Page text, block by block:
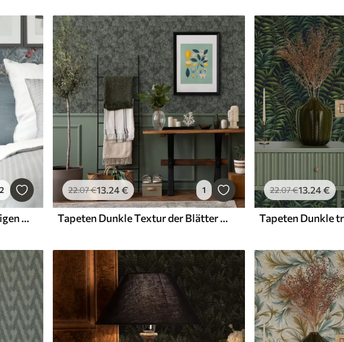
2
Tapeten Blaue Blätter mit Zweigen von roten Beeren
22.07€13.24€ 1
Tapeten Dunkle Textur der Blätter mit Eicheln in tiefem Grün
22.07€13.24€